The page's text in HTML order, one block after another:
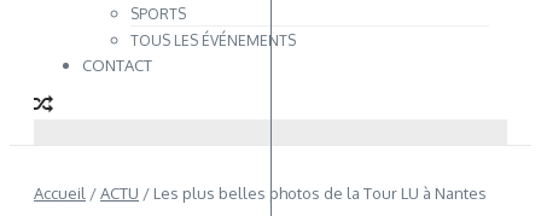
SPORTS
TOUS LES ÉVÉNEMENTS
CONTACT
Accueil /ACTU / Les plus belles photos de la Tour LU à Nantes